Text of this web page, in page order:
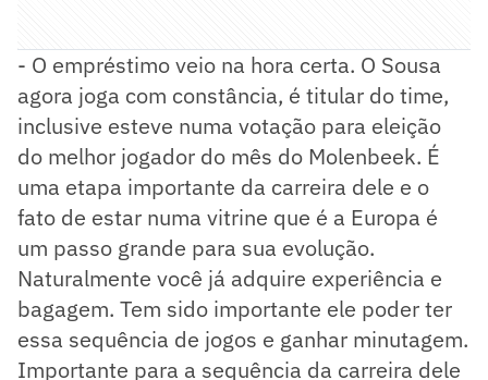
- O empréstimo veio na hora certa. O Sousa
agora joga com constância, é titular do time,
inclusive esteve numa votação para eleição
do melhor jogador do mês do Molenbeek. É
uma etapa importante da carreira dele e o
fato de estar numa vitrine que é a Europa é
um passo grande para sua evolução.
Naturalmente você já adquire experiência e
bagagem. Tem sido importante ele poder ter
essa sequência de jogos e ganhar minutagem.
Importante para a sequência da carreira dele